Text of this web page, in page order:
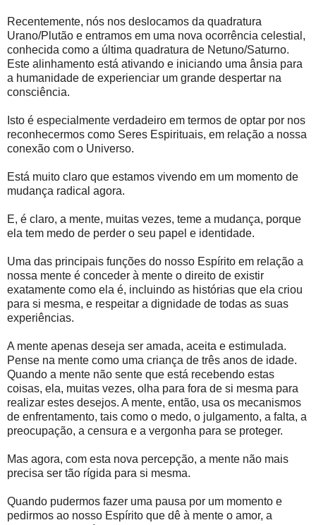
Recentemente, nós nos deslocamos da quadratura
Urano/Plutão e entramos em uma nova ocorrência celestial,
conhecida como a última quadratura de Netuno/Saturno.
Este alinhamento está ativando e iniciando uma ânsia para
a humanidade de experienciar um grande despertar na
consciência.
Isto é especialmente verdadeiro em termos de optar por nos
reconhecermos como Seres Espirituais, em relação a nossa
conexão com o Universo.
Está muito claro que estamos vivendo em um momento de
mudança radical agora.
E, é claro, a mente, muitas vezes, teme a mudança, porque
ela tem medo de perder o seu papel e identidade.
Uma das principais funções do nosso Espírito em relação a
nossa mente é conceder à mente o direito de existir
exatamente como ela é, incluindo as histórias que ela criou
para si mesma, e respeitar a dignidade de todas as suas
experiências.
A mente apenas deseja ser amada, aceita e estimulada.
Pense na mente como uma criança de três anos de idade.
Quando a mente não sente que está recebendo estas
coisas, ela, muitas vezes, olha para fora de si mesma para
realizar estes desejos. A mente, então, usa os mecanismos
de enfrentamento, tais como o medo, o julgamento, a falta, a
preocupação, a censura e a vergonha para se proteger.
Mas agora, com esta nova percepção, a mente não mais
precisa ser tão rígida para si mesma.
Quando pudermos fazer uma pausa por um momento e
pedirmos ao nosso Espírito que dê à mente o amor, a